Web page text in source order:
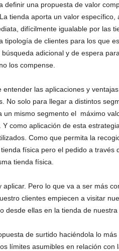
definir una propuesta de valor
tienda aporta un valor específico,
difícilmente igualable por las
tipología de clientes para los que
adicional y de espera
los compense.
entender las aplicaciones y
No solo para llegar a distintos
un mismo segmento el máximo
como aplicación de esta
Como que permita la
física pero el pedido a través
tienda física.
aplicar. Pero lo que va a ser más
clientes empiecen a visitar
desde ellas en la tienda de nuestra
de surtido haciéndola lo
límites asumibles en relación con